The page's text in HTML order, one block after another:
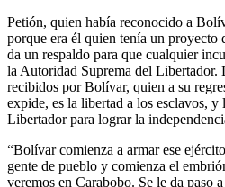
Petión, quien había reconocido a
porque era él quien tenía un proyecto
da un respaldo para que cualquier
la Autoridad Suprema del Libertador.
recibidos por Bolívar, quien a su
expide, es la libertad a los esclavos,
Libertador para lograr la
“Bolívar comienza a armar ese
gente de pueblo y comienza el
veremos en Carabobo. Se le da paso